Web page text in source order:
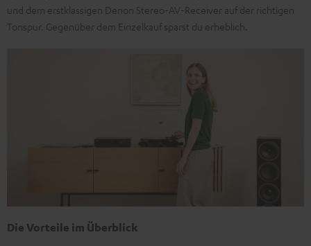
und dem erstklassigen Denon Stereo-AV-Receiver auf der richtigen
Tonspur. Gegenüber dem Einzelkauf sparst du erheblich.
Die Vorteile im Überblick